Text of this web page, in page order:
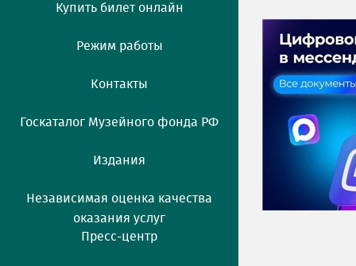
Купить билет онлайн
Режим работы
Контакты
Госкаталог Музейного фонда РФ
Издания
Независимая оценка качества
оказания услуг
Пресс-центр